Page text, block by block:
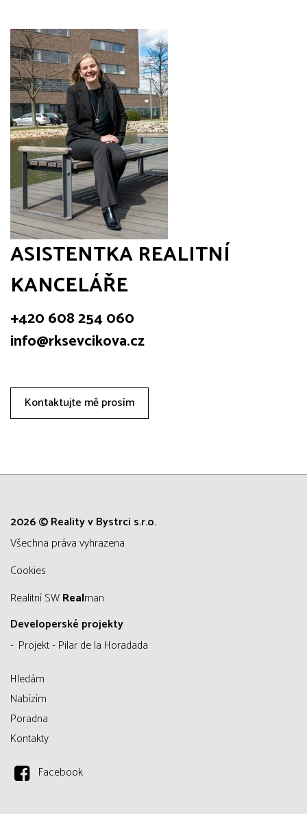
ASISTENTKA REALITNÍ
KANCELÁŘE
+420 608 254 060
info@rksevcikova.cz
Kontaktujte mě prosím
2026 © Reality v Bystrci s.r.o.
všechna práva vyhrazena
Cookies
Realitní SWRealman
Developerské projekty
Projekt - Pilar de la Horadada
Hledám
Nabízím
Poradna
Kontakty
Facebook